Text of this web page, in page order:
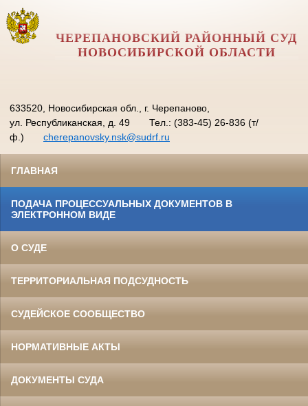
ЧЕРЕПАНОВСКИЙ РАЙОННЫЙ СУД
НОВОСИБИРСКОЙ ОБЛАСТИ
633520, Новосибирская обл., г. Черепаново,
ул. Республиканская, д. 49
Тел.: (383-45) 26-836 (т/
ф.)
cherepanovsky.nsk@sudrf.ru
ГЛАВНАЯ
ПОДАЧА ПРОЦЕССУАЛЬНЫХ ДОКУМЕНТОВ В
ЭЛЕКТРОННОМ ВИДЕ
О СУДЕ
ТЕРРИТОРИАЛЬНАЯ ПОДСУДНОСТЬ
СУДЕЙСКОЕ СООБЩЕСТВО
НОРМАТИВНЫЕ АКТЫ
ДОКУМЕНТЫ СУДА